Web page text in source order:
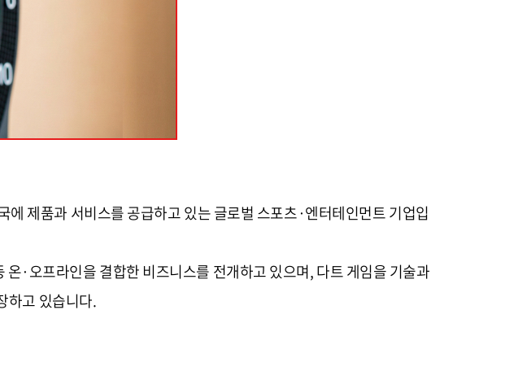
제품과 서비스를 공급하고 있는 글로벌 스포츠·엔터테인먼트 기업입
·오프라인을 결합한 비즈니스를 전개하고 있으며, 다트 게임을 기술과
하고 있습니다.